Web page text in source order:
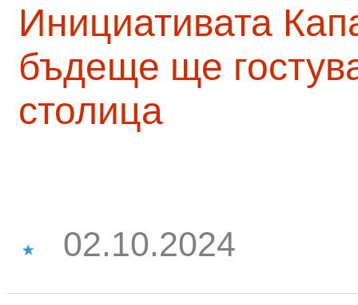
Инициативата
бъдеще ще
столица
02.10.2024